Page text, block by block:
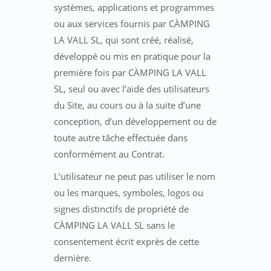
systèmes, applications et programmes
ou aux services fournis par CÀMPING
LA VALL SL, qui sont créé, réalisé,
développé ou mis en pratique pour la
première fois par CÀMPING LA VALL
SL, seul ou avec l’aide des utilisateurs
du Site, au cours ou à la suite d’une
conception, d’un développement ou de
toute autre tâche effectuée dans
conformément au Contrat.
L’utilisateur ne peut pas utiliser le nom
ou les marques, symboles, logos ou
signes distinctifs de propriété de
CÀMPING LA VALL SL sans le
consentement écrit exprès de cette
dernière.